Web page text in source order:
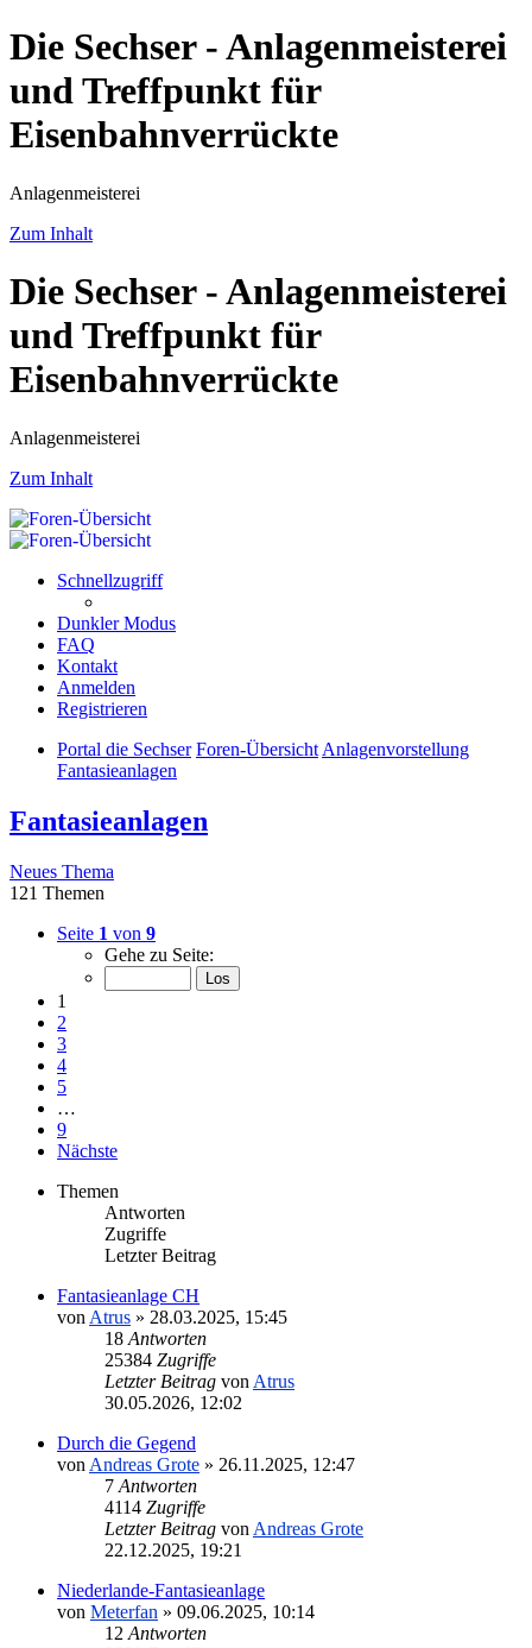
Die Sechser - Anlagenmeisterei
und Treffpunkt für
Eisenbahnverrückte
Anlagenmeisterei
Zum Inhalt
Die Sechser - Anlagenmeisterei
und Treffpunkt für
Eisenbahnverrückte
Anlagenmeisterei
Zum Inhalt
Schnellzugriff
Dunkler Modus
FAQ
Kontakt
Anmelden
Registrieren
Portal die Sechser Foren-Übersicht Anlagenvorstellung
Fantasieanlagen
Fantasieanlagen
Neues Thema
121 Themen
Seite 1 von 9
Gehe zu Seite:
1
2
3
4
5
…
9
Nächste
Themen
Antworten
Zugriffe
Letzter Beitrag
Fantasieanlage CH
von Atrus » 28.03.2025, 15:45
18 Antworten
25384 Zugriffe
Letzter Beitrag von Atrus
30.05.2026, 12:02
Durch die Gegend
von Andreas Grote » 26.11.2025, 12:47
7 Antworten
4114 Zugriffe
Letzter Beitrag von Andreas Grote
22.12.2025, 19:21
Niederlande-Fantasieanlage
von Meterfan » 09.06.2025, 10:14
12 Antworten